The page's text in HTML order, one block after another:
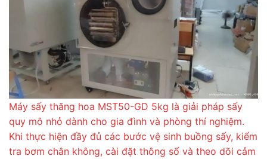
Máy sấy thăng hoa MST50-GD 5kg là giải pháp sấy
quy mô nhỏ dành cho gia đình và phòng thí nghiệm.
Khi thực hiện đầy đủ các bước vệ sinh buồng sấy, kiểm
tra bơm chân không, cài đặt thông số và theo dõi cảm